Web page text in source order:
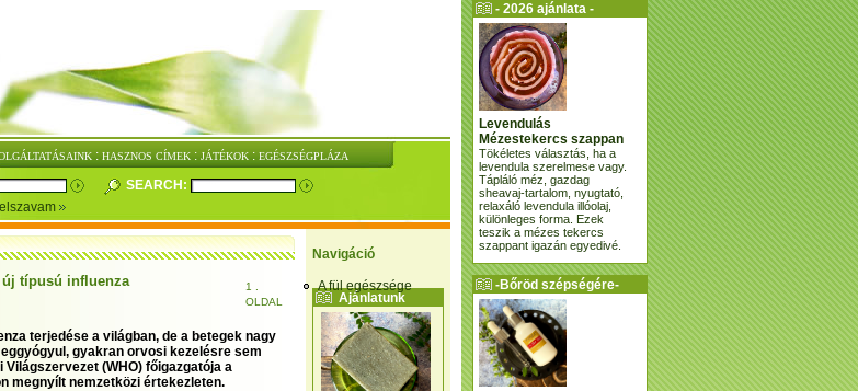
: HASZNOS CÍMEK : JÁTÉKOK : EGÉSZSÉGPLÁZA
SEARCH:
Navigáció
A fül egészsége
Ajánlatunk
új típusú influenza
1 .
OLDAL
terjedése a világban, de a betegek nagy
gyakran orvosi kezelésre sem
(WHO) főigazgatója a
megnyílt nemzetközi értekezleten.
- 2026 ajánlata -
Levendulás
Mézestekercs szappan
Tökéletes választás, ha a
levendula szerelmese vagy.
Tápláló méz, gazdag
sheavaj-tartalom, nyugtató,
relaxáló levendula illóolaj,
különleges forma. Ezek
teszik a mézes tekercs
szappant igazán egyedivé.
-Bőröd szépségére-